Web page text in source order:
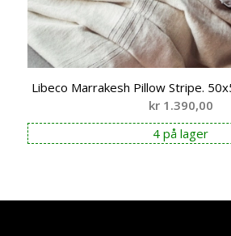
Libeco Marrakesh Pillow Stripe.
kr1.390,00
4 på lager